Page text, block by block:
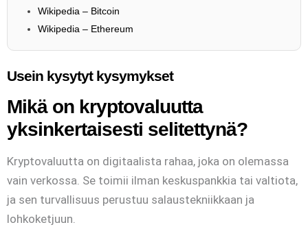
Wikipedia – Bitcoin
Wikipedia – Ethereum
Usein kysytyt kysymykset
Mikä on kryptovaluutta
yksinkertaisesti selitettynä?
Kryptovaluutta on digitaalista rahaa, joka on olemassa
vain verkossa. Se toimii ilman keskuspankkia tai valtiota,
ja sen turvallisuus perustuu salaustekniikkaan ja
lohkoketjuun.